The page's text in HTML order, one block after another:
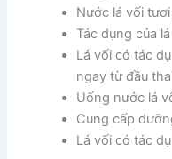
Nước lá vối
Tác dụng của
Lá vối có tác
ngay từ đầu
Uống nước lá
Cung cấp
Lá vối có tác